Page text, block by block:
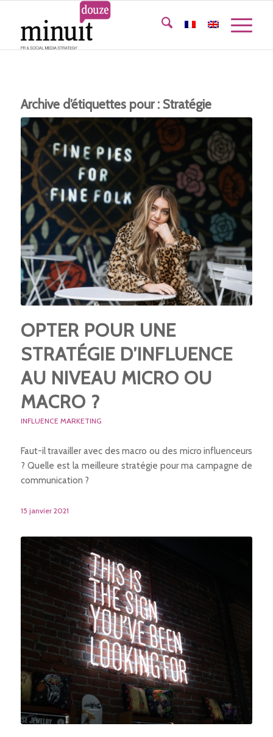
Archive d’étiquettes pour : Stratégie
OPTER POUR UNE
STRATÉGIE D’INFLUENCE
AU NIVEAU MICRO OU
MACRO ?
INFLUENCE MARKETING
Faut-il travailler avec des macro ou des micro influenceurs
? Quelle est la meilleure stratégie pour ma campagne de
communication ?
15 janvier 2021